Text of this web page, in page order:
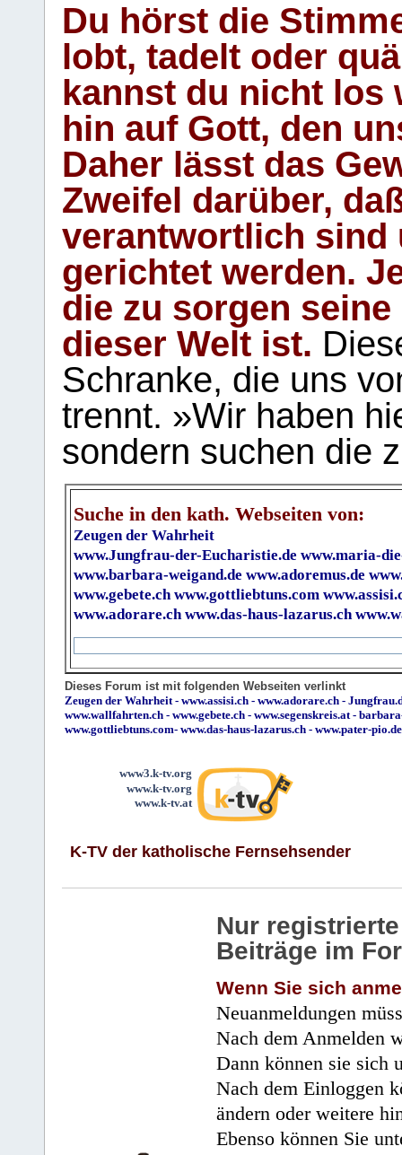
Du hörst die
lobt, tadelt oder
kannst du nicht los
hin auf Gott, den
Daher lässt das
Zweifel darüber,
verantwortlich sind
gerichtet werden.
die zu sorgen
dieser Welt ist.
Schranke, die uns
trennt. »Wir haben
sondern suchen die
Suche in den kath. Webseiten von:
Zeugen der Wahrheit
www.Jungfrau-der-Eucharistie.de www.maria-
www.barbara-weigand.de www.adoremus.de
www.gebete.ch www.gottliebtuns.com
www.adorare.ch www.das-haus-lazarus.ch
Dieses Forum ist mit folgenden Webseiten verlinkt
Zeugen der Wahrheit- www.assisi.ch - www.adorare.ch -
www.wallfahrten.ch - www.gebete.ch - www.segenskreis.at-
www.gottliebtuns.com- www.das-haus-lazarus.ch - www.pater-pio.de
www3.k-tv.org
www.k-tv.org
www.k-tv.at
K-TV der katholische Fernsehsender
Nur
Beiträge im
Wenn Sie sich
Neuanmeldungen
Nach dem Anmelden
Dann können sie sich
Nach dem Einloggen
ändern oder weitere
Ebenso können Sie